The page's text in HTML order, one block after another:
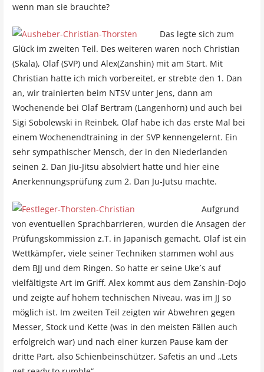
wenn man sie brauchte?
Das legte sich zum
Glück im zweiten Teil. Des weiteren waren noch Christian
(Skala), Olaf (SVP) und Alex(Zanshin) mit am Start. Mit
Christian hatte ich mich vorbereitet, er strebte den 1. Dan
an, wir trainierten beim NTSV unter Jens, dann am
Wochenende bei Olaf Bertram (Langenhorn) und auch bei
Sigi Sobolewski in Reinbek. Olaf habe ich das erste Mal bei
einem Wochenendtraining in der SVP kennengelernt. Ein
sehr sympathischer Mensch, der in den Niederlanden
seinen 2. Dan Jiu-Jitsu absolviert hatte und hier eine
Anerkennungsprüfung zum 2. Dan Ju-Jutsu machte.
Aufgrund
von eventuellen Sprachbarrieren, wurden die Ansagen der
Prüfungskommission z.T. in Japanisch gemacht. Olaf ist ein
Wettkämpfer, viele seiner Techniken stammen wohl aus
dem BJJ und dem Ringen. So hatte er seine Uke´s auf
vielfältigste Art im Griff. Alex kommt aus dem Zanshin-Dojo
und zeigte auf hohem technischen Niveau, was im JJ so
möglich ist. Im zweiten Teil zeigten wir Abwehren gegen
Messer, Stock und Kette (was in den meisten Fällen auch
erfolgreich war) und nach einer kurzen Pause kam der
dritte Part, also Schienbeinschützer, Safetis an und „Lets